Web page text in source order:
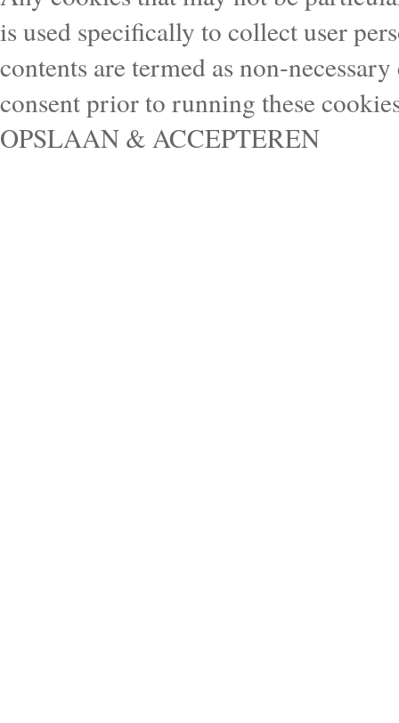
is used specifically to collect user
contents are termed as non-
consent prior to running these
OPSLAAN & ACCEPTEREN